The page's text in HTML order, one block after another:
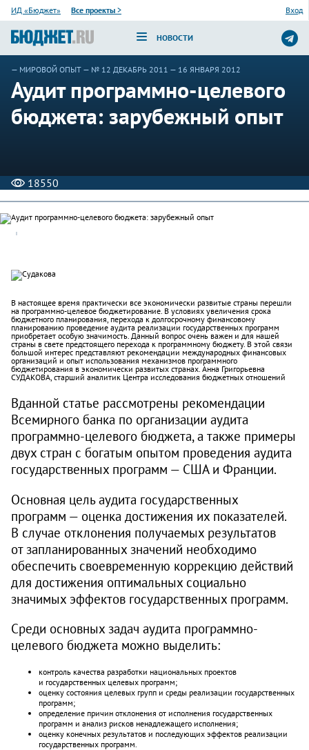
ИД «Бюджет» Все проекты > Вход
НОВОСТИ
— МИРОВОЙ ОПЫТ — № 12 ДЕКАБРЬ 2011 — 16 ЯНВАРЯ 2012
Аудит программно-целевого
бюджета: зарубежный опыт
18550
В настоящее время практически все экономически развитые страны перешли
на программно-целевое бюджетирование. В условиях увеличения срока
бюджетного планирования, перехода к долгосрочному финансовому
планированию проведение аудита реализации государственных программ
приобретает особую значимость. Данный вопрос очень важен и для нашей
страны в свете предстоящего перехода к программному бюджету. В этой связи
большой интерес представляют рекомендации международных финансовых
организаций и опыт использования механизмов программного
бюджетирования в экономически развитых странах. Анна Григорьевна
СУДАКОВА, старший аналитик Центра исследования бюджетных отношений
Вданной статье рассмотрены рекомендации
Всемирного банка по организации аудита
программно-целевого бюджета, а также примеры
двух стран с богатым опытом проведения аудита
государственных программ — США и Франции.
Основная цель аудита государственных
программ — оценка достижения их показателей.
В случае отклонения получаемых результатов
от запланированных значений необходимо
обеспечить своевременную коррекцию действий
для достижения оптимальных социально
значимых эффектов государственных программ.
Среди основных задач аудита программно-
целевого бюджета можно выделить:
контроль качества разработки национальных проектов
и государственных целевых программ;
оценку состояния целевых групп и среды реализации государственных
программ;
определение причин отклонения от исполнения государственных
программ и анализ рисков ненадлежащего исполнения;
оценку конечных результатов и последующих эффектов реализации
государственных программ.